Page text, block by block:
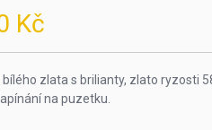
Kč
bílého zlata s brilianty, zlato ryzosti
na puzetku.